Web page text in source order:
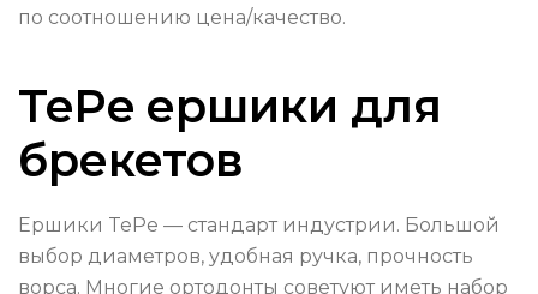
по соотношению цена/качество.
TePe ершики для
брекетов
Ершики TePe — стандарт индустрии. Большой
выбор диаметров, удобная ручка, прочность
ворса. Многие ортодонты советуют иметь набор